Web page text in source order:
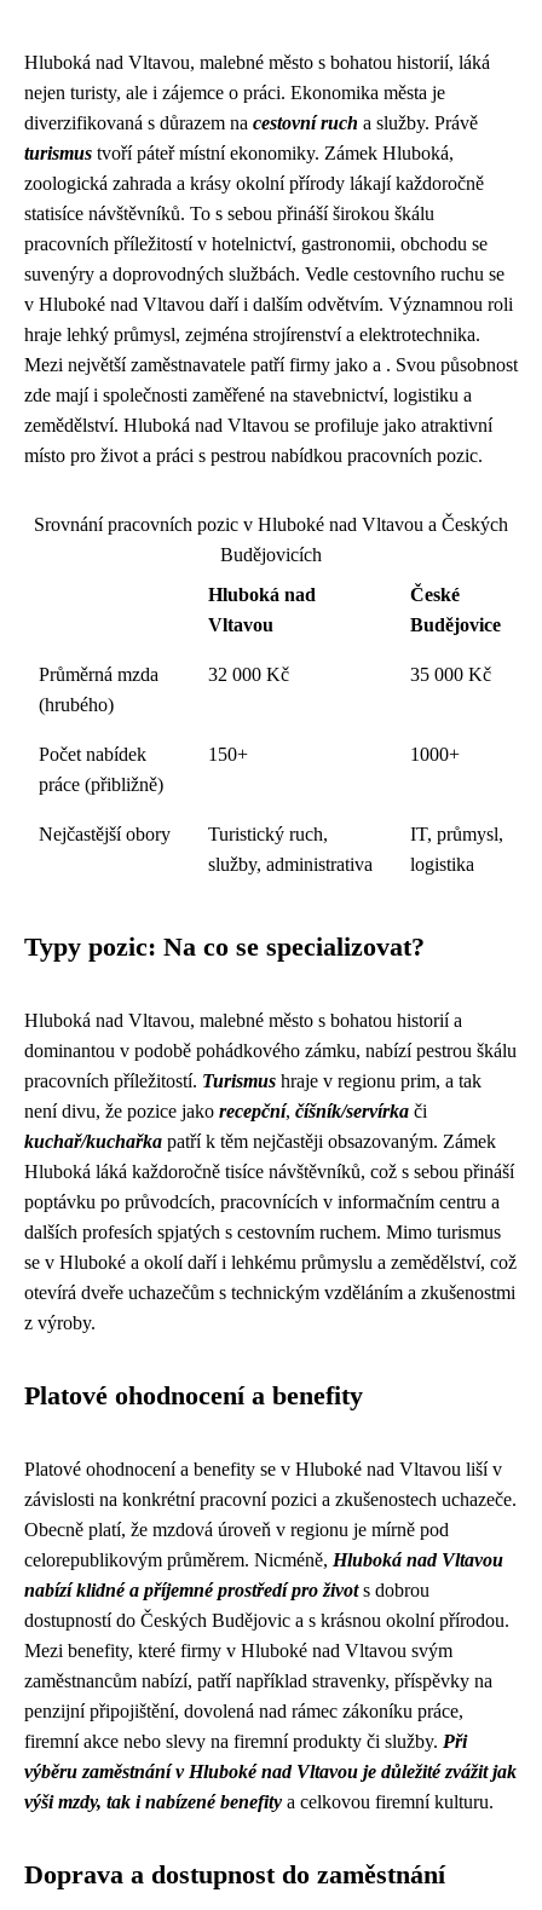
Hluboká nad Vltavou, malebné město s bohatou historií, láká
nejen turisty, ale i zájemce o práci. Ekonomika města je
diverzifikovaná s důrazem na cestovní ruch a služby. Právě
turismus tvoří páteř místní ekonomiky. Zámek Hluboká,
zoologická zahrada a krásy okolní přírody lákají každoročně
statisíce návštěvníků. To s sebou přináší širokou škálu
pracovních příležitostí v hotelnictví, gastronomii, obchodu se
suvenýry a doprovodných službách. Vedle cestovního ruchu se
v Hluboké nad Vltavou daří i dalším odvětvím. Významnou roli
hraje lehký průmysl, zejména strojírenství a elektrotechnika.
Mezi největší zaměstnavatele patří firmy jako a . Svou působnost
zde mají i společnosti zaměřené na stavebnictví, logistiku a
zemědělství. Hluboká nad Vltavou se profiluje jako atraktivní
místo pro život a práci s pestrou nabídkou pracovních pozic.
Srovnání pracovních pozic v Hluboké nad Vltavou a Českých
Budějovicích
Hluboká nad
Vltavou
České
Budějovice
Průměrná mzda
(hrubého)
32 000 Kč 35 000 Kč
Počet nabídek
práce (přibližně)
150+ 1000+
Nejčastější obory
Turistický ruch,
služby, administrativa
IT, průmysl,
logistika
Typy pozic: Na co se specializovat?
Hluboká nad Vltavou, malebné město s bohatou historií a
dominantou v podobě pohádkového zámku, nabízí pestrou škálu
pracovních příležitostí. Turismus hraje v regionu prim, a tak
není divu, že pozice jako recepční, číšník/servírka či
kuchař/kuchařka patří k těm nejčastěji obsazovaným. Zámek
Hluboká láká každoročně tisíce návštěvníků, což s sebou přináší
poptávku po průvodcích, pracovnících v informačním centru a
dalších profesích spjatých s cestovním ruchem. Mimo turismus
se v Hluboké a okolí daří i lehkému průmyslu a zemědělství, což
otevírá dveře uchazečům s technickým vzděláním a zkušenostmi
z výroby.
Platové ohodnocení a benefity
Platové ohodnocení a benefity se v Hluboké nad Vltavou liší v
závislosti na konkrétní pracovní pozici a zkušenostech uchazeče.
Obecně platí, že mzdová úroveň v regionu je mírně pod
celorepublikovým průměrem. Nicméně, Hluboká nad Vltavou
nabízí klidné a příjemné prostředí pro živots dobrou
dostupností do Českých Budějovic a s krásnou okolní přírodou.
Mezi benefity, které firmy v Hluboké nad Vltavou svým
zaměstnancům nabízí, patří například stravenky, příspěvky na
penzijní připojištění, dovolená nad rámec zákoníku práce,
firemní akce nebo slevy na firemní produkty či služby. Při
výběru zaměstnání v Hluboké nad Vltavou je důležité zvážit jak
výši mzdy, tak i nabízené benefity a celkovou firemní kulturu.
Doprava a dostupnost do zaměstnání